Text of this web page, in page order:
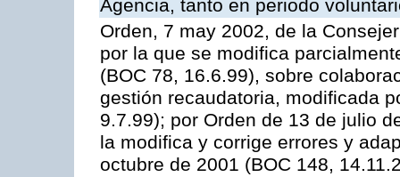
Agencia, tanto en periodo
Orden, 7 may 2002, de la
por la que se modifica
(BOC 78, 16.6.99), sobre
gestión recaudatoria, modificada
9.7.99); por Orden de 13 de julio
la modifica y corrige errores y
octubre de 2001 (BOC 148,